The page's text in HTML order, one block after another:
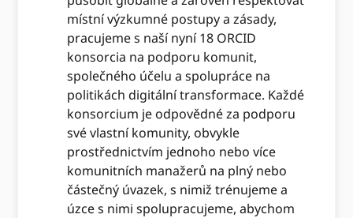
místní výzkumné postupy a zásady,
pracujeme s naší nyní 18 ORCID
konsorcia na podporu komunit,
společného účelu a spolupráce na
politikách digitální transformace. Každé
konsorcium je odpovědné za podporu
své vlastní komunity, obvykle
prostřednictvím jednoho nebo více
komunitních manažerů na plný nebo
částečný úvazek, s nimiž trénujeme a
úzce s nimi spolupracujeme, abychom